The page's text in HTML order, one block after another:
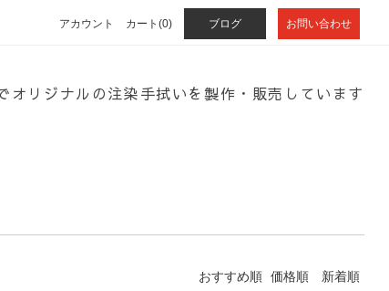
アカウント カート(0) ブログ お問い合わせ
オリジナルの注染手拭いを製作・販売しています
おすすめ順 価格順 新着順